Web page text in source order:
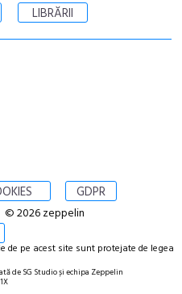
LIBRĂRII
GDPR
© 2026 zeppelin
de pe acest site sunt protejate de legea
de SG Studio și echipa Zeppelin